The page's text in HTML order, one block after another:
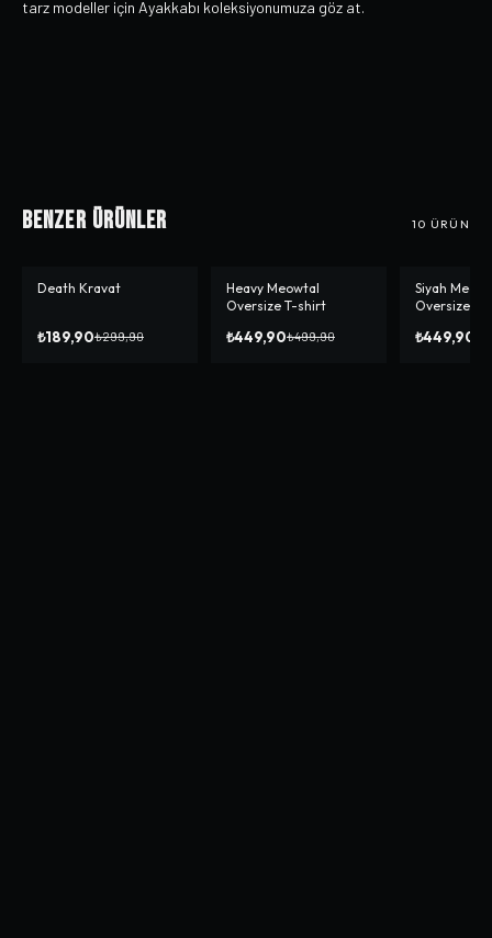
tarz modeller için Ayakkabı koleksiyonumuza göz at.
Benzer Ürünler 10 ÜRÜN
-%37
Death Kravat
₺189,90₺299,90
-%10
Heavy Meowtal
Oversize T-shirt
₺449,90₺499,90
-%10
Siyah
Oversize T-
₺449,90